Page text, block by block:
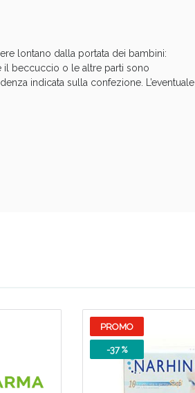
lontano dalla portata dei bambini:
il beccuccio o le altre parti sono
indicata sulla confezione. L’eventuale
PROMO
-37 %
oggi!